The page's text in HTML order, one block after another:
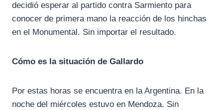
decidió esperar al partido contra Sarmiento para
conocer de primera mano la reacción de los hinchas
en el Monumental. Sin importar el resultado.
Cómo es la situación de Gallardo
Por estas horas se encuentra en la Argentina. En la
noche del miércoles estuvo en Mendoza. Sin